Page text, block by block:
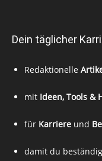
Dein täglicher
Redaktionelle
mit Ideen, Tools &
für Karriere und
damit du beständig